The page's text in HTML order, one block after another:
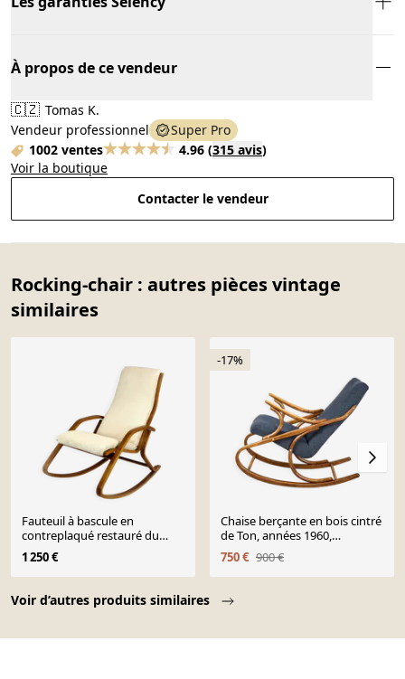
À propos de ce vendeur
🇨🇿 Tomas K.
Vendeur professionnel
Super Pro
1002 ventes
4.96 (315 avis)
Voir la boutique
Contacter le vendeur
Rocking-chair : autres pièces vintage
similaires
Voir d’autres produits similaires
Fauteuil à bascule en
contreplaqué restauré du
milieu du siècle par L. Volak
pour Drevopodnik Holesov,
années 1960
1 250 €
-17%
Chaise berçante en bois cintré
de Ton, années 1960,
Tchécoslovaquie
750 € 900 €